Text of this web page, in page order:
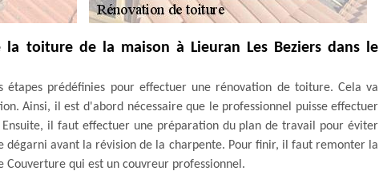
toiture de la maison à Lieuran Les Beziers dans le
prédéfinies pour effectuer une rénovation de toiture. Cela va
Ainsi, il est d'abord nécessaire que le professionnel puisse effectuer
il faut effectuer une préparation du plan de travail pour éviter
dégarni avant la révision de la charpente. Pour finir, il faut remonter la
qui est un couvreur professionnel.